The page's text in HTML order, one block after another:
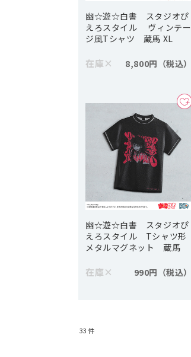
幽☆遊☆白書 スタジオぴ
えろスタイル ヴィンテー
ジ風Tシャツ 蔵馬 XL
在庫× 8,800円
幽☆遊☆白書 スタジオぴ
えろスタイル Tシャツ形
メタルマグネット 蔵馬
在庫× 990円
33件